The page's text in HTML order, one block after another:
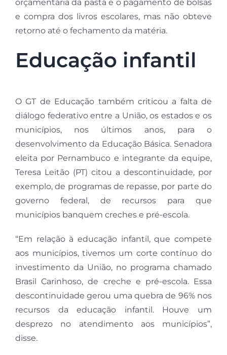
orçamentária da pasta e o pagamento de bolsas
e compra dos livros escolares, mas não obteve
retorno até o fechamento da matéria.
Educação infantil
O GT de Educação também criticou a falta de
diálogo federativo entre a União, os estados e os
municípios, nos últimos anos, para o
desenvolvimento da Educação Básica. Senadora
eleita por Pernambuco e integrante da equipe,
Teresa Leitão (PT) citou a descontinuidade, por
exemplo, de programas de repasse, por parte do
governo federal, de recursos para que
municípios banquem creches e pré-escola.
“Em relação à educação infantil, que compete
aos municípios, tivemos um corte contínuo do
investimento da União, no programa chamado
Brasil Carinhoso, de creche e pré-escola. Essa
descontinuidade gerou uma quebra de 96% nos
recursos da educação infantil. Houve um
desprezo no atendimento aos municípios”,
disse.